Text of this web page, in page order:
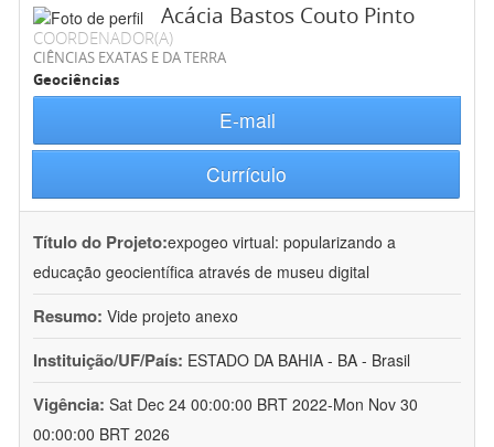
Acácia Bastos Couto Pinto
COORDENADOR(A)
CIÊNCIAS EXATAS E DA TERRA
Geociências
E-mail
Currículo
Título do Projeto:expogeo virtual: popularizando a
educação geocientífica através de museu digital
Resumo: Vide projeto anexo
Instituição/UF/País: ESTADO DA BAHIA - BA - Brasil
Vigência: Sat Dec 24 00:00:00 BRT 2022-Mon Nov 30
00:00:00 BRT 2026